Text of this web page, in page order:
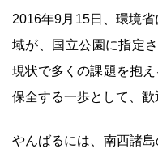
2016年9月15日、環境
域が、国立公園に指定
現状で多くの課題を抱
保全する一歩として、歓
やんばるには、南西諸